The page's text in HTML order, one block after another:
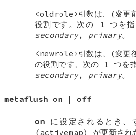
<oldrole>引数は、(変更
役割です。次の 1 つを
secondary, primary。
<newrole>引数は、(変更
の役割です。次の 1 つを
secondary, primary。
metaflush on |off
onに設定されるとき、
(activemap) が更新され